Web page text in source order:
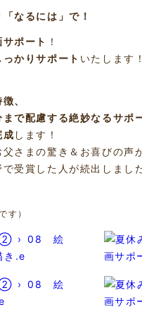
なるには」で！
サポート ！
かりサポート いたします！
、
で配慮する絶妙なるサポ
成 します！
さまの驚き＆お喜びの声
受賞した人が続出しまし
す）